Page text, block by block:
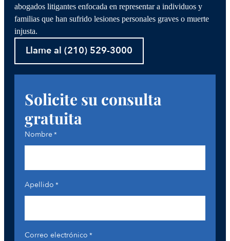
abogados litigantes enfocada en representar a individuos y
familias que han sufrido lesiones personales graves o muerte
injusta.
Llame al (210) 529-3000
Solicite su consulta
gratuita
Nombre*
Apellido *
Correo electrónico *